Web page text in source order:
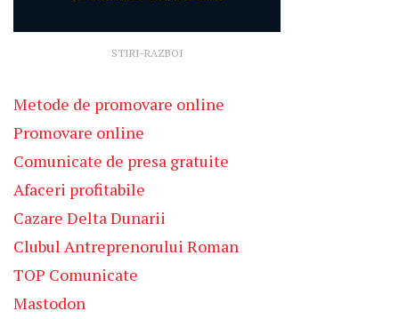
STIRI-RAZBOI
Metode de promovare online
Promovare online
Comunicate de presa gratuite
Afaceri profitabile
Cazare Delta Dunarii
Clubul Antreprenorului Roman
TOP Comunicate
Mastodon